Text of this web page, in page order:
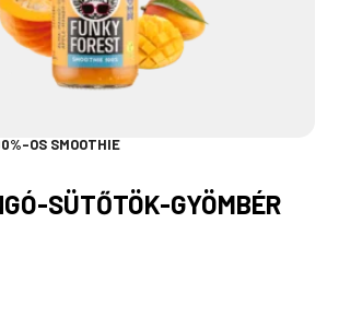
OS SMOOTHIE
SÜTŐTÖK-GYÖMBÉR